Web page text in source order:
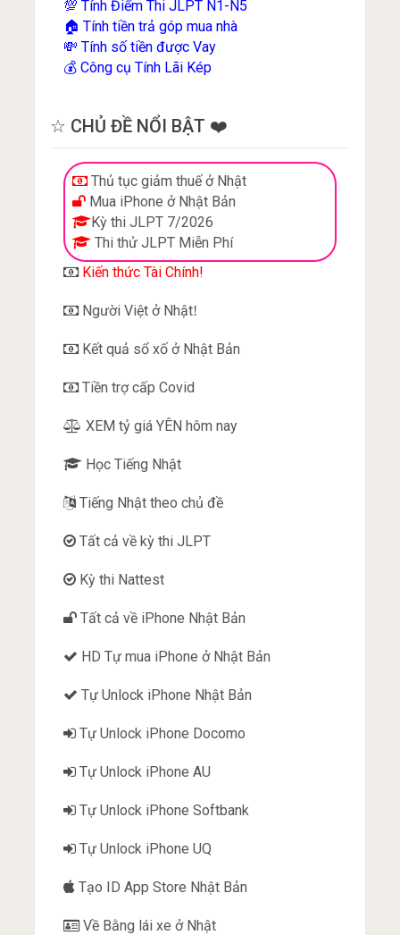
💯Tính Điểm Thi JLPT N1-N5
🏠Tính tiền trả góp mua nhà
💸Tính số tiền được Vay
💰Công cụ Tính Lãi Kép
☆ CHỦ ĐỀ NỔI BẬT ❤️
Thủ tục giảm thuế ở Nhật
Mua iPhone ở Nhật Bản
Kỳ thi JLPT 7/2026
Thi thử JLPT Miễn Phí
Kiến thức Tài Chính!
Người Việt ở Nhật!
Kết quả sổ xố ở Nhật Bản
Tiền trợ cấp Covid
XEM tỷ giá YÊN hôm nay
Học Tiếng Nhật
Tiếng Nhật theo chủ đề
Tất cả về kỳ thi JLPT
Kỳ thi Nattest
Tất cả về iPhone Nhật Bản
HD Tự mua iPhone ở Nhật Bản
Tự Unlock iPhone Nhật Bản
Tự Unlock iPhone Docomo
Tự Unlock iPhone AU
Tự Unlock iPhone Softbank
Tự Unlock iPhone UQ
Tạo ID App Store Nhật Bản
Về Bằng lái xe ở Nhật